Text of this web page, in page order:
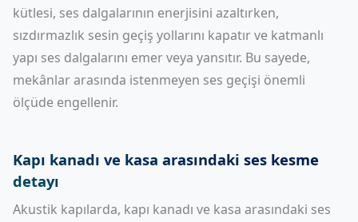
kütlesi, ses dalgalarının enerjisini azaltırken,
sızdırmazlık sesin geçiş yollarını kapatır ve katmanlı
yapı ses dalgalarını emer veya yansıtır. Bu sayede,
mekânlar arasında istenmeyen ses geçişi önemli
ölçüde engellenir.
Kapı kanadı ve kasa arasındaki ses kesme
detayı
Akustik kapılarda, kapı kanadı ve kasa arasındaki ses